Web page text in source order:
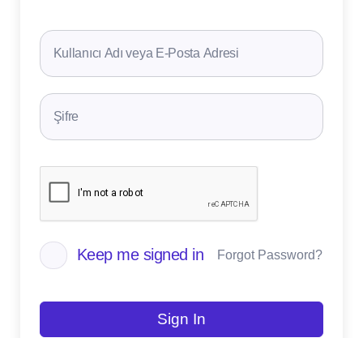
Keep me signed in Forgot Password?
Sign In